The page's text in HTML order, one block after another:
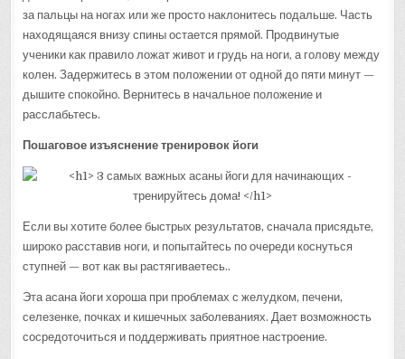
за пальцы на ногах или же просто наклонитесь подальше. Часть
находящаяся внизу спины остается прямой. Продвинутые
ученики как правило ложат живот и грудь на ноги, а голову между
колен. Задержитесь в этом положении от одной до пяти минут —
дышите спокойно. Вернитесь в начальное положение и
расслабьтесь.
Пошаговое изъяснение тренировок йоги
Если вы хотите более быстрых результатов, сначала присядьте,
широко расставив ноги, и попытайтесь по очереди коснуться
ступней — вот как вы растягиваетесь..
Эта асана йоги хороша при проблемах с желудком, печени,
селезенке, почках и кишечных заболеваниях. Дает возможность
сосредоточиться и поддерживать приятное настроение.